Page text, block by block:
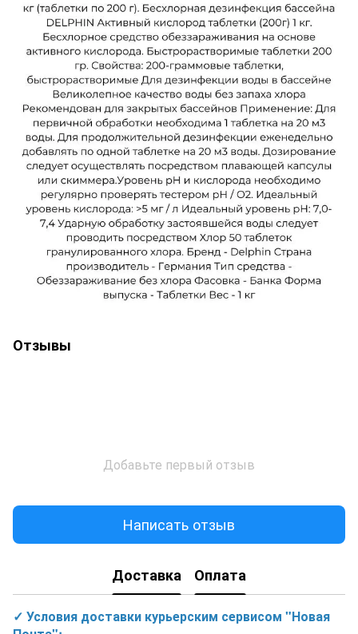
Отзывы
Добавьте первый отзыв
Написать отзыв
Доставка Оплата
✓ Условия доставки курьерским сервисом "Новая